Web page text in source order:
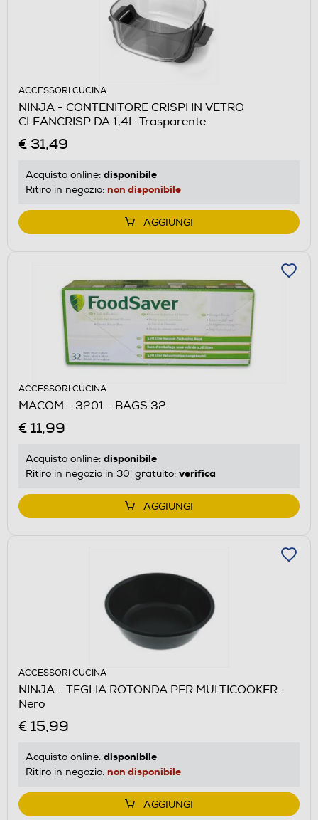
ACCESSORI CUCINA
NINJA - CONTENITORE CRISPI IN VETRO
CLEANCRISP DA 1,4L-Trasparente
€ 31,49
Acquisto online: disponibile
Ritiro in negozio: non disponibile
AGGIUNGI
ACCESSORI CUCINA
MACOM - 3201 - BAGS 32
€ 11,99
Acquisto online: disponibile
Ritiro in negozio in 30' gratuito: verifica
AGGIUNGI
ACCESSORI CUCINA
NINJA - TEGLIA ROTONDA PER MULTICOOKER-
Nero
€ 15,99
Acquisto online: disponibile
Ritiro in negozio: non disponibile
AGGIUNGI